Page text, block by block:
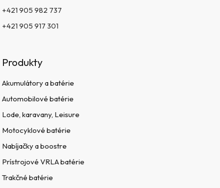
+421 905 982 737
+421 905 917 301
Produkty
Akumulátory a batérie
Automobilové batérie
Lode, karavany, Leisure
Motocyklové batérie
Nabíjačky a boostre
Prístrojové VRLA batérie
Trakčné batérie